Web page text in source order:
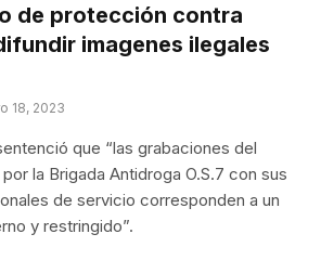
de protección contra
imagenes ilegales
18, 2023
que “las grabaciones del
la Brigada Antidroga O.S.7 con sus
de servicio corresponden a un
y restringido”.